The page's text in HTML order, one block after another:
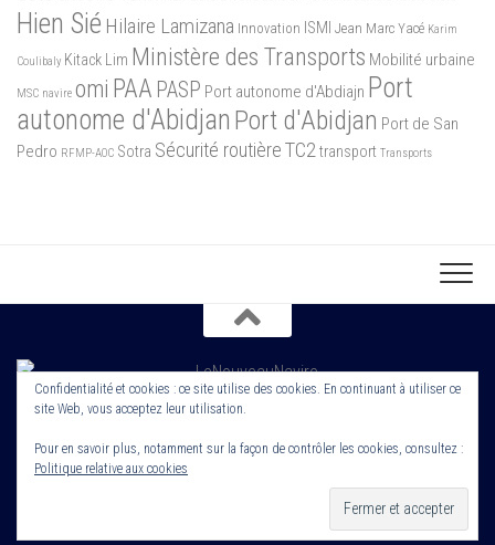
Hien Sié Hilaire Lamizana Innovation ISMI Jean Marc Yacé Karim
Coulibaly Kitack Lim Ministère des Transports Mobilité urbaine
MSC navire omi PAA PASP Port autonome d'Abdiajn Port
autonome d'Abidjan Port d'Abidjan Port de San
Pedro RFMP-AOC Sotra Sécurité routièreTC2transport Transports
Copyright 2022. Le Nouveau Navire. Tout droit Réservé. Edité par
Cornerstone ROS
Confidentialité et cookies : ce site utilise des cookies. En continuant à utiliser ce
site Web, vous acceptez leur utilisation.
Pour en savoir plus, notamment sur la façon de contrôler les cookies, consultez :
Politique relative aux cookies